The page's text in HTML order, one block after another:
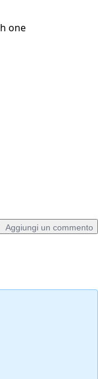
one
Aggiungi un commento